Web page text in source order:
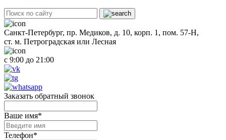
Санкт-Петербург, пр. Медиков, д. 10, корп. 1, пом. 57-Н,
ст. м. Петроградская или Лесная
с 9:00 до 21:00
Заказать обратный звонок
Ваше имя*
Телефон*